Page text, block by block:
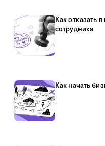
Как отказать
сотрудника
Как начать